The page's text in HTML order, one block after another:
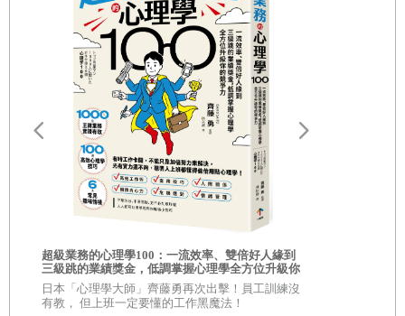
醫療
政府
供應鏈
安全與網路安全
保險
科技巨擘
第五部 新投資機會
購買NFT
投資製造NFT的企業
藝術界許多人確實曾經一頭霧水，至少一開始是。但暈
頭轉向過後，很快又漸漸覺得，這件事情很重大，不僅能永
遠改變交易，甚至還能永遠改變「所有權」的觀念。
現在畢竟是巨變的時代……在數位世界尤其如此。
加密貨幣的崛起，改變了支付的方式，一群新的投資人
也因而興起。在加密貨幣的世界，金融與金融交易所受到的
政府管制，是前所未有地低。包括比特幣在內的數位代幣，
價值衝上五開頭的五位數美元，連那些原本懷疑加密貨幣的
實用性（甚至直接說是騙局）的人，也一改先前的口氣，紛
紛加入投資的行列。
把視野放寬，綜觀全局，就會發現區塊鏈科技作為加密
超級業務的心理學100：一流效率、雙倍好人緣到
三級跳的業績獎金，低調掌握心理學全方位升級你
的競爭力
日本「心理學大師」齊藤勇再次出擊！員工訓練沒
有教， 但上班一定要懂的工作黑魔法！